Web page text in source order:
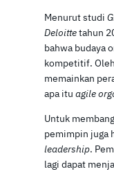
Menurut studi
Deloittetahun
bahwa budaya
kompetitif.
memainkan
apa itu agile
Untuk
pemimpin juga
leadership.
lagi dapat